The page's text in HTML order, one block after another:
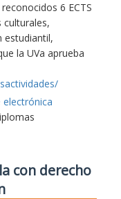
6 ECTS
culturales,
estudiantil,
la UVa aprueba
electrónica
con derecho